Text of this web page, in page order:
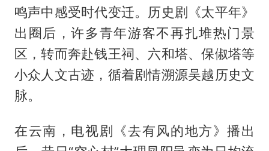
鸣声中感受时代变迁。历史剧《太平年》
出圈后，许多青年游客不再扎堆热门景
区，转而奔赴钱王祠、六和塔、保俶塔等
小众人文古迹，循着剧情溯源吴越历史文
脉。
在云南，电视剧《去有风的地方》播出